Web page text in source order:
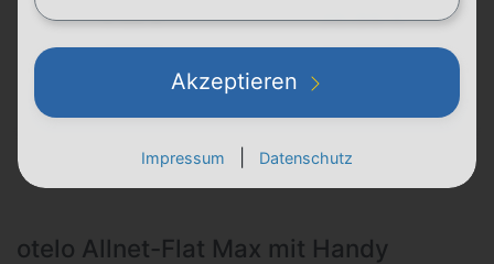
9,99 €
einmalig
29,99 €
pro Monat
Abgelaufen
otelo Allnet-Flat Max mit Handy
Akzeptieren
Impressum Datenschutz